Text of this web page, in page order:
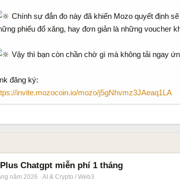
Chính sự đắn đo này đã khiến Mozo quyết định
phiếu đổ xăng, hay đơn giản là những voucher
Vậy thì bạn còn chần chờ gì mà không tải ngay
đăng ký:
invite.mozocoin.io/mozo/j5gNhvmz3JAeaq1LA
Chatgpt miễn phí 1 tháng
năm 2026 AI & Crypto / Web3